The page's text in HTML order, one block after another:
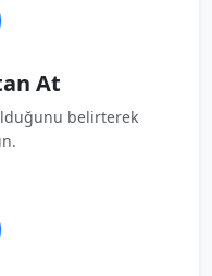
At
belirterek